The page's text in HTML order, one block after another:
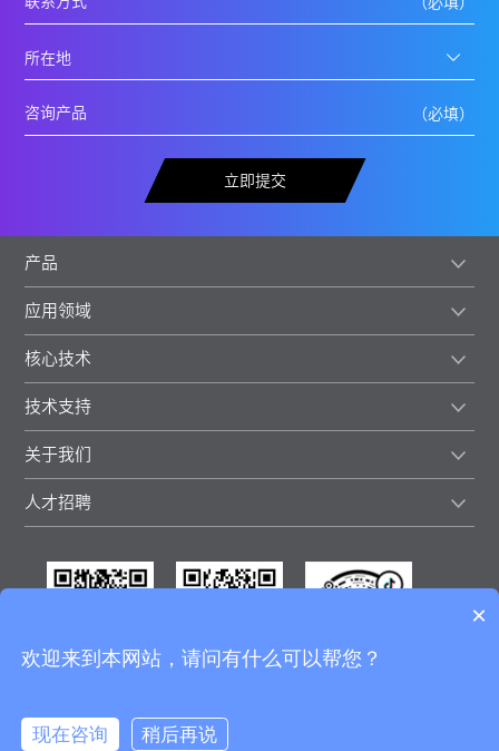
立即提交
产品
应用领域
核心技术
技术支持
关于我们
人才招聘
BWT All Rights reserved. 凯普林光电
×
欢迎来到本网站，请问有什么可以帮您？
现在咨询
稍后再说